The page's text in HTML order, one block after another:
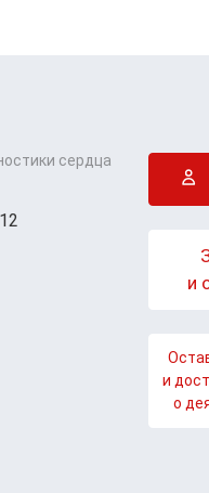
сердца
и
и
о